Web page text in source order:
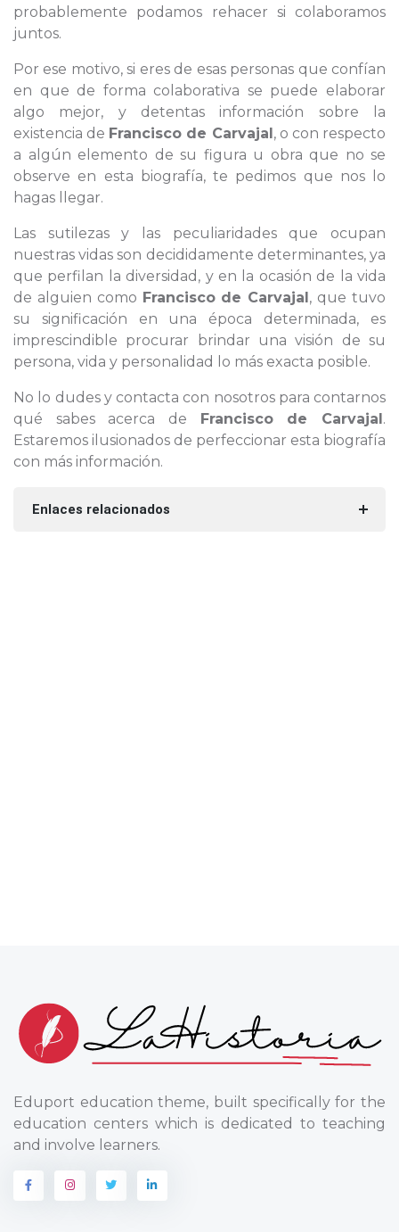
probablemente podamos rehacer si colaboramos
juntos.
Por ese motivo, si eres de esas personas que confían
en que de forma colaborativa se puede elaborar
algo mejor, y detentas información sobre la
existencia de Francisco de Carvajal, o con respecto
a algún elemento de su figura u obra que no se
observe en esta biografía, te pedimos que nos lo
hagas llegar.
Las sutilezas y las peculiaridades que ocupan
nuestras vidas son decididamente determinantes, ya
que perfilan la diversidad, y en la ocasión de la vida
de alguien como Francisco de Carvajal, que tuvo
su significación en una época determinada, es
imprescindible procurar brindar una visión de su
persona, vida y personalidad lo más exacta posible.
No lo dudes y contacta con nosotros para contarnos
qué sabes acerca de Francisco de Carvajal.
Estaremos ilusionados de perfeccionar esta biografía
con más información.
Enlaces relacionados
Eduport education theme, built specifically for the
education centers which is dedicated to teaching
and involve learners.